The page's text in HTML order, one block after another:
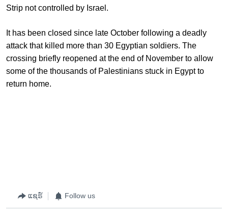
Strip not controlled by Israel.
It has been closed since late October following a deadly
attack that killed more than 30 Egyptian soldiers. The
crossing briefly reopened at the end of November to allow
some of the thousands of Palestinians stuck in Egypt to
return home.
ແຊຣ໌ Follow us